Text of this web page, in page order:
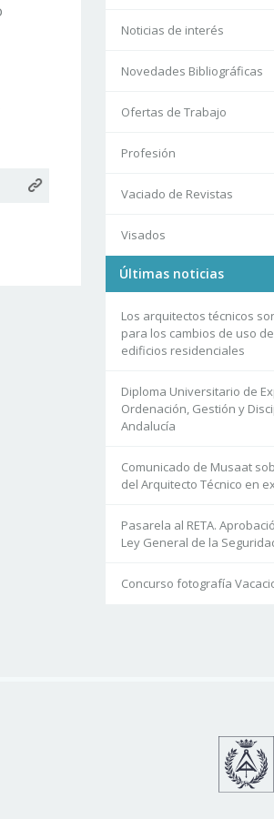
Noticias de interés
Novedades Bibliográficas
Ofertas de Trabajo
Profesión
Vaciado de Revistas
Visados
Últimas noticias
Los arquitectos técnicos
para los cambios de uso
edificios residenciales
Diploma Universitario de
Ordenación, Gestión y
Andalucía
Comunicado de Musaat
del Arquitecto Técnico en
Pasarela al RETA.
Ley General de la
Concurso fotografía